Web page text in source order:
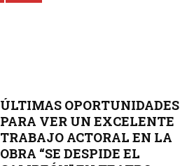
ÚLTIMAS OPORTUNIDADES
PARA VER UN EXCELENTE
TRABAJO ACTORAL EN LA
OBRA “SE DESPIDE EL